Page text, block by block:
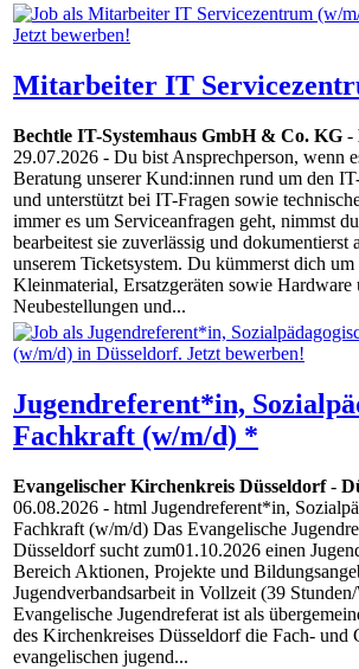
Mitarbeiter IT
Bechtle IT-Systemhaus GmbH & Co. KG -
29.07.2026 - Du bist Ansprechperson, wenn
Beratung unserer Kund:innen rund um den
und unterstützt bei IT-Fragen sowie
immer es um Serviceanfragen geht, nimmst
bearbeitest sie zuverlässig und dokumentierst
unserem Ticketsystem. Du kümmerst dich
Kleinmaterial, Ersatzgeräten sowie Hardware
Neubestellungen und...
Jugendreferent*in,
Fachkraft (w/m/d) *
Evangelischer Kirchenkreis Düsseldorf-
06.08.2026 - html Jugendreferent*in,
Fachkraft (w/m/d) Das Evangelische
Düsseldorf sucht zum01.10.2026 einen
Bereich Aktionen, Projekte und
Jugendverbandsarbeit in Vollzeit (39
Evangelische Jugendreferat ist als
des Kirchenkreises Düsseldorf die Fach- und
evangelischen jugend...